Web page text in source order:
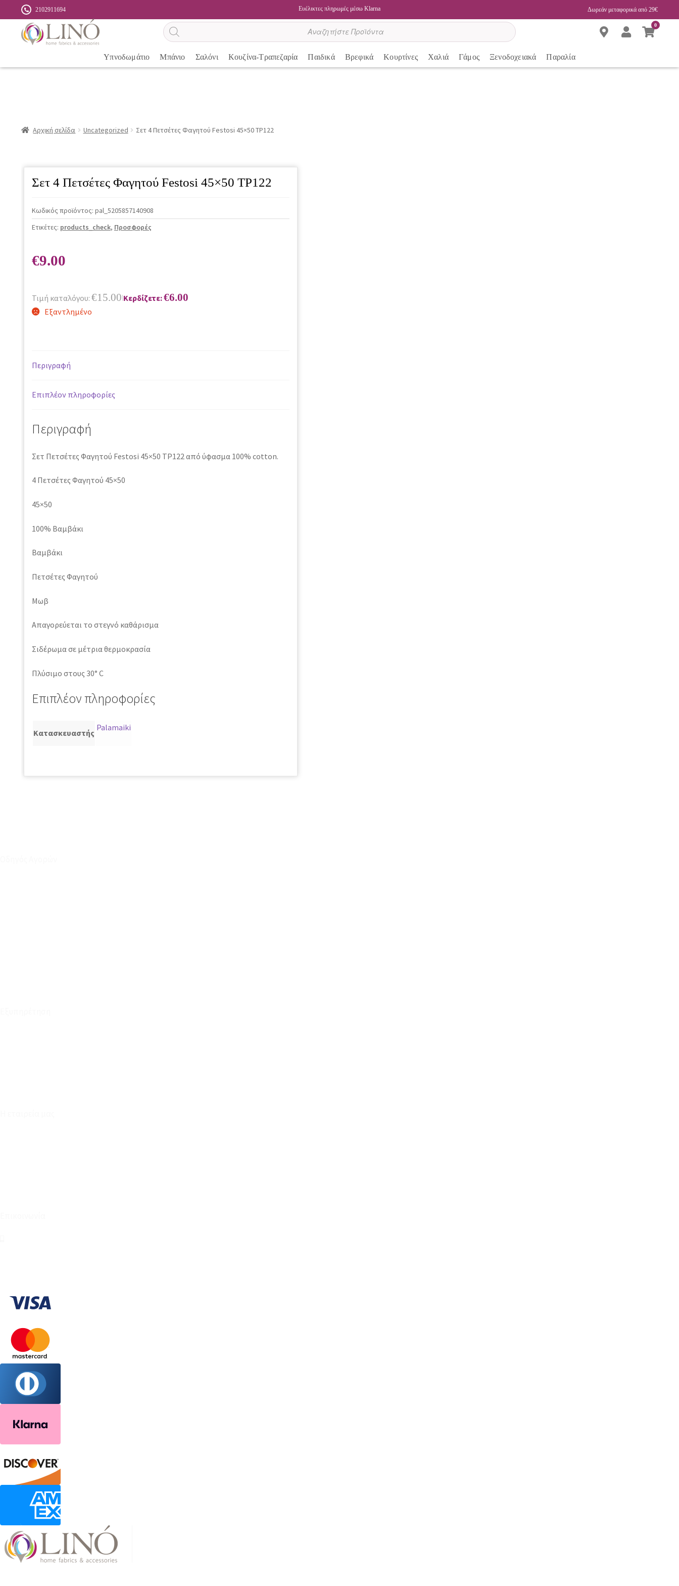
2102911694 Ευέλικτες πληρωμές μέσω Klarna Δωρεάν μεταφορικά από 29€
Αναζήτηση
προϊόντων
0
Υπνοδωμάτιο Μπάνιο Σαλόνι Κουζίνα-Τραπεζαρία Παιδικά Βρεφικά Κουρτίνες Χαλιά Γάμος Ξενοδοχειακά Παραλία
Αρχική σελίδα Uncategorized Σετ 4 Πετσέτες Φαγητού Festosi 45×50 TP122
Σετ 4 Πετσέτες Φαγητού Festosi 45×50 TP122
Κωδικός προϊόντος: pal_5205857140908
Ετικέτες: products_check, Προσφορές
€9.00
Τιμή καταλόγου: €15.00|Κερδίζετε:€6.00
Εξαντλημένο
Περιγραφή
Επιπλέον πληροφορίες
Περιγραφή
Σετ Πετσέτες Φαγητού Festosi 45×50 TP122 από ύφασμα 100% cotton.
4 Πετσέτες Φαγητού 45×50
45×50
100% Βαμβάκι
Βαμβάκι
Πετσέτες Φαγητού
Μωβ
Απαγορεύεται το στεγνό καθάρισμα
Σιδέρωμα σε μέτρια θερμοκρασία
Πλύσιμο στους 30° C
Επιπλέον πληροφορίες
Κατασκευαστής
Palamaiki